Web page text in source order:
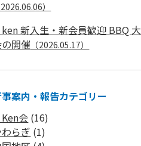
2026.06.06）
新入生・新会員歓迎 BBQ 大
開催 （2026.05.17）
案内・報告カテゴリー
会 (16)
らぎ (1)